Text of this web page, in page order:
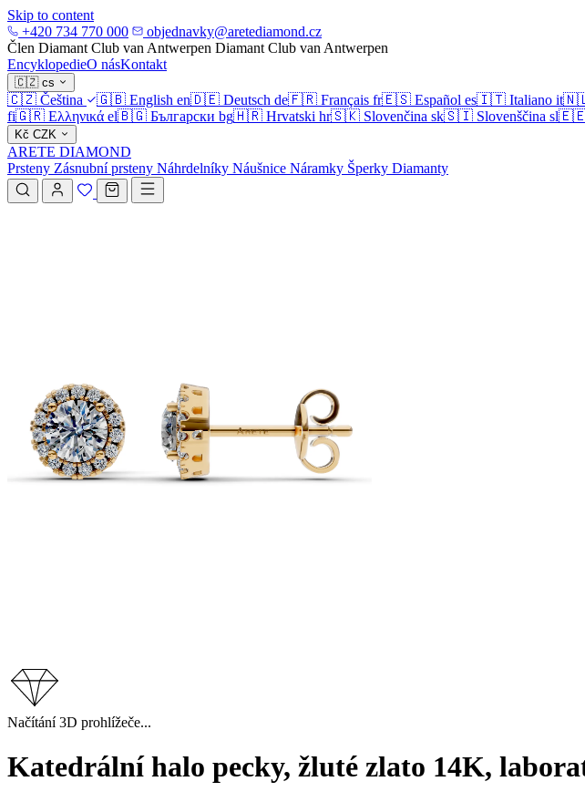
Skip to content
+420 734 770 000
objednavky@aretediamond.cz
Člen Diamant Club van Antwerpen Diamant Club van Antwerpen
EncyklopedieO násKontakt
🇨🇿 cs
🇨🇿 Čeština 🇬🇧 English en🇩🇪 Deutsch de🇫🇷 Français fr🇪🇸 Español es🇮🇹 Italiano it
fi🇬🇷 Ελληνικά el🇧🇬 Български bg🇭🇷 Hrvatski hr🇸🇰 Slovenčina sk🇸🇮 Slovenščina sl
Kč CZK
ARETE DIAMOND
Prsteny Zásnubní prsteny Náhrdelníky Náušnice Náramky Šperky Diamanty
Načítání 3D prohlížeče...
Katedrální halo pecky, žluté zlato 14K,